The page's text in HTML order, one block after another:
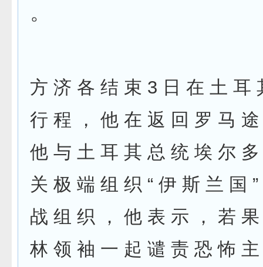
。
方 济 各 结 束 3 日 在 土 耳
行 程 ， 他 在 返 回 罗 马
他 与 土 耳 其 总 统 埃 尔
关 极 端 组 织 “ 伊 斯 兰 国
战 组 织 ， 他 表 示 ， 若
林 领 袖 一 起 谴 责 恐 怖